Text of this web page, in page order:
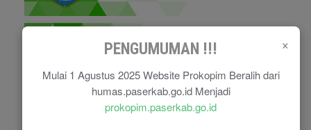
×
PENGUMUMAN !!!
Mulai 1 Agustus 2025 Website Prokopim Beralih dari
humas.paserkab.go.id Menjadi
prokopim.paserkab.go.id